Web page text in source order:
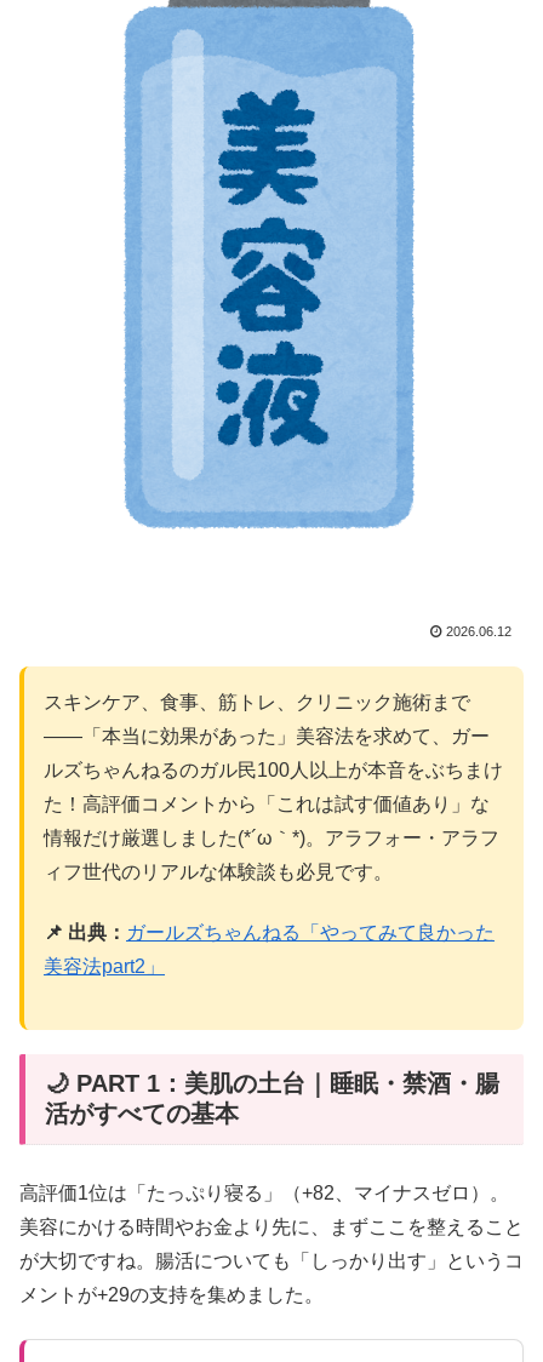
2026.06.12
スキンケア、食事、筋トレ、クリニック施術まで
――「本当に効果があった」美容法を求めて、ガー
ルズちゃんねるのガル民100人以上が本音をぶちまけ
た！高評価コメントから「これは試す価値あり」な
情報だけ厳選しました(*´ω｀*)。アラフォー・アラフ
ィフ世代のリアルな体験談も必見です。
📌 出典： ガールズちゃんねる「やってみて良かった
美容法part2」
🌙 PART 1：美肌の土台｜睡眠・禁酒・腸
活がすべての基本
高評価1位は「たっぷり寝る」（+82、マイナスゼロ）。
美容にかける時間やお金より先に、まずここを整えること
が大切ですね。腸活についても「しっかり出す」というコ
メントが+29の支持を集めました。